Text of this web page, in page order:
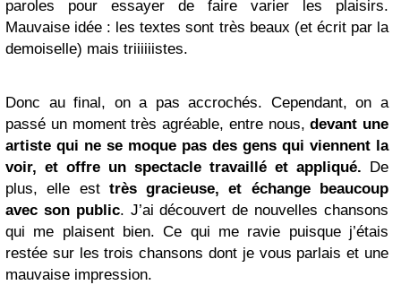
paroles pour essayer de faire varier les plaisirs.
Mauvaise idée : les textes sont très beaux (et écrit par la
demoiselle) mais triiiiiistes.
Donc au final, on a pas accrochés. Cependant, on a
passé un moment très agréable, entre nous,devant une
artiste qui ne se moque pas des gens qui viennent la
voir, et offre un spectacle travaillé et appliqué. De
plus, elle esttrès gracieuse, et échange beaucoup
avec son public. J’ai découvert de nouvelles chansons
qui me plaisent bien. Ce qui me ravie puisque j’étais
restée sur les trois chansons dont je vous parlais et une
mauvaise impression.